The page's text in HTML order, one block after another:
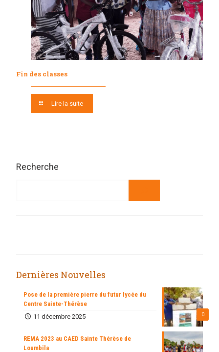
Fin des classes
Lire la suite
Recherche
Dernières Nouvelles
0
Pose de la première pierre du futur lycée du
Centre Sainte-Thérèse
11 décembre 2025
REMA 2023 au CAED Sainte Thérèse de
Loumbila